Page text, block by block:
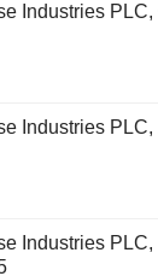
Industries
Industries
Industries